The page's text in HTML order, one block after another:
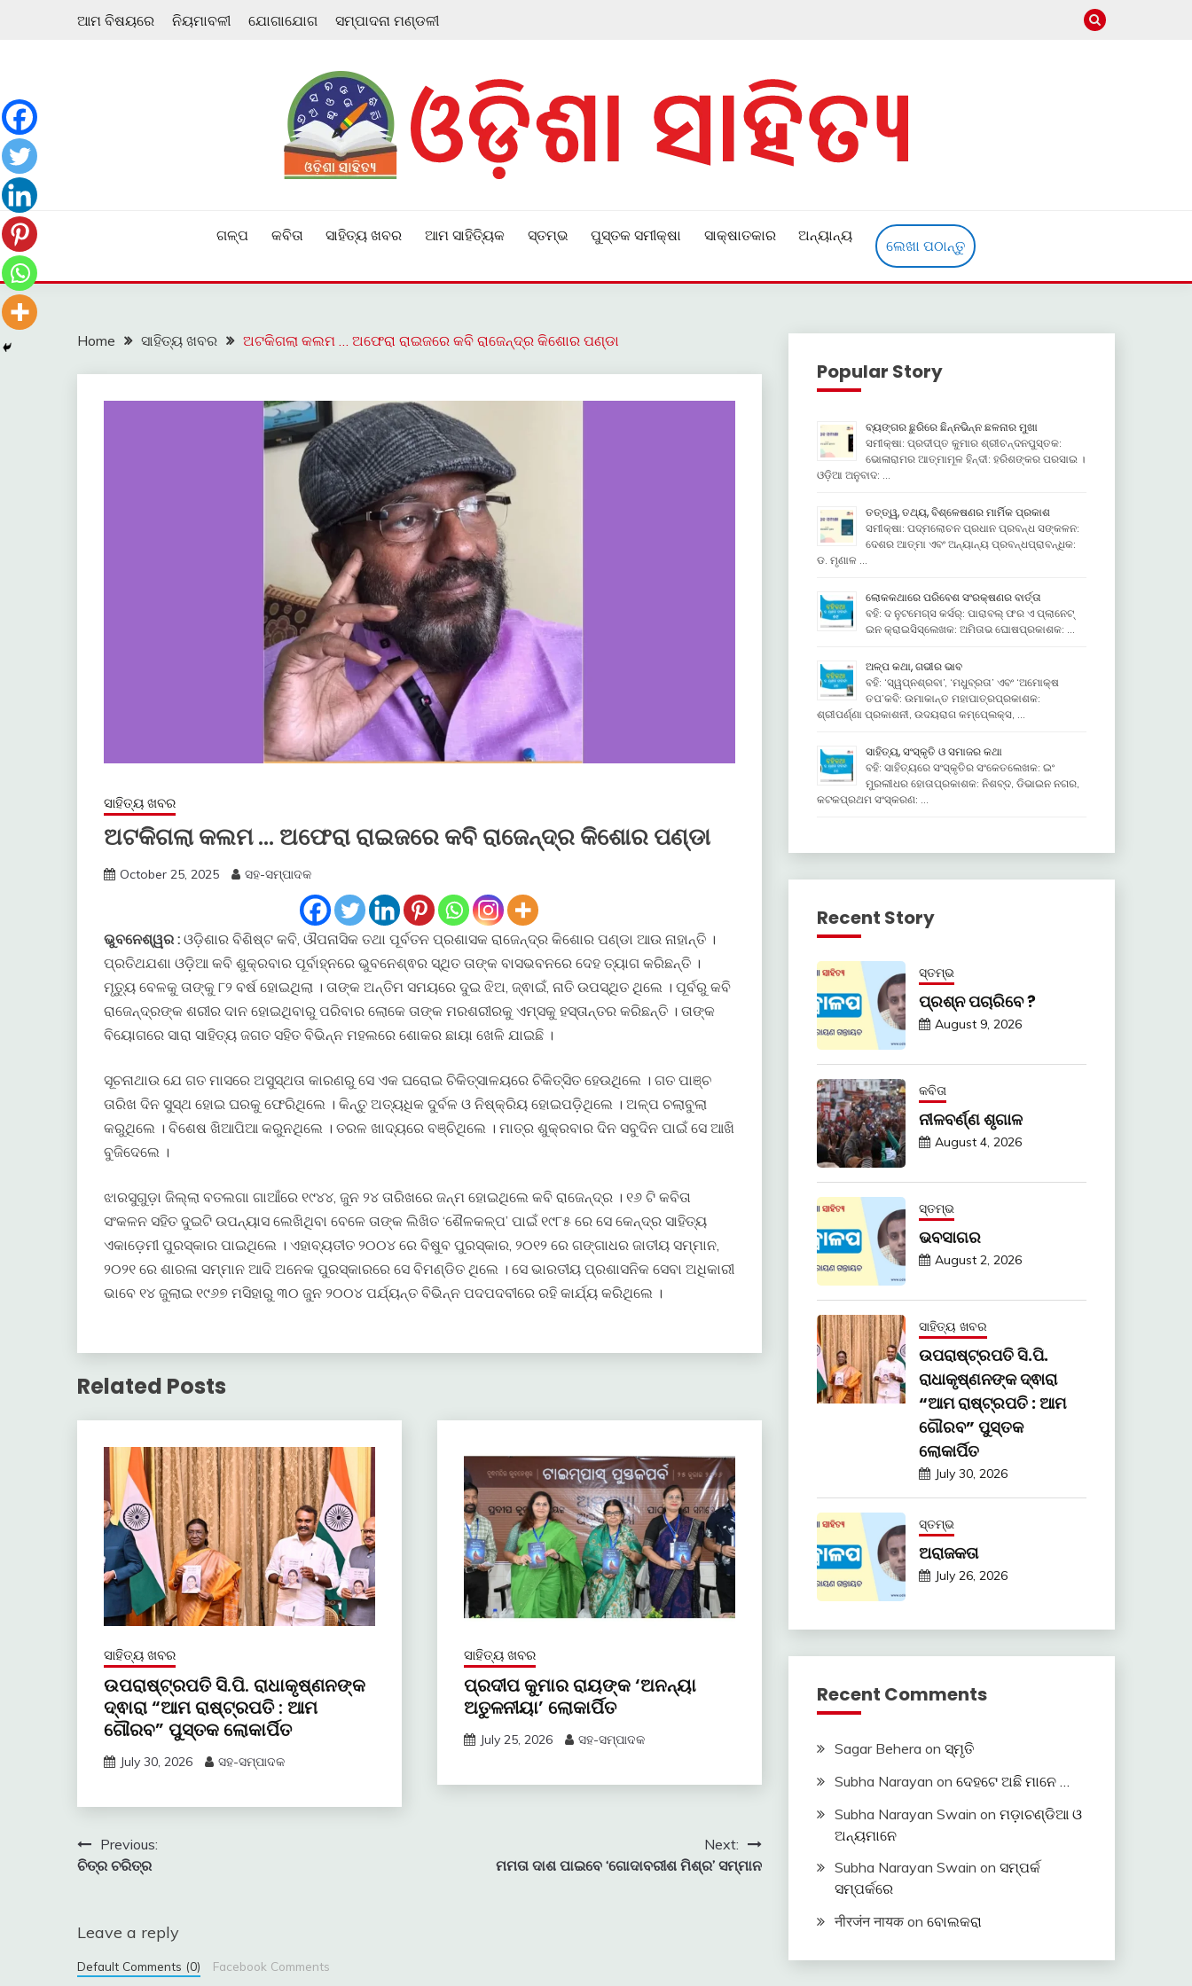
ଆମ ବିଷୟରେ ନିୟମାବଳୀ ଯୋଗାଯୋଗ ସମ୍ପାଦନା ମଣ୍ଡଳୀ
ଗଳ୍ପ କବିତା ସାହିତ୍ୟ ଖବର ଆମ ସାହିତ୍ୟିକ ସ୍ତମ୍ଭ ପୁସ୍ତକ ସମୀକ୍ଷା ସାକ୍ଷାତକାର ଅନ୍ୟାନ୍ୟ
ଲେଖା ପଠାନ୍ତୁ
Home ସାହିତ୍ୟ ଖବର ଅଟକିଗଲା କଲମ … ଅଫେରା ରାଇଜରେ କବି ରାଜେନ୍ଦ୍ର କିଶୋର ପଣ୍ଡା
ସାହିତ୍ୟ ଖବର
ଅଟକିଗଲା କଲମ … ଅଫେରା ରାଇଜରେ କବି ରାଜେନ୍ଦ୍ର କିଶୋର ପଣ୍ଡା
October 25, 2025 ସହ-ସମ୍ପାଦକ
ଭୁବନେଶ୍ୱର : ଓଡ଼ିଶାର ବିଶିଷ୍ଟ କବି, ଔପନାସିକ ତଥା ପୂର୍ବତନ ପ୍ରଶାସକ ରାଜେନ୍ଦ୍ର କିଶୋର ପଣ୍ଡା ଆଉ ନାହାନ୍ତି ।
ପ୍ରତିଥଯଶା ଓଡ଼ିଆ କବି ଶୁକ୍ରବାର ପୂର୍ବାହ୍ନରେ ଭୁବନେଶ୍ଵର ସ୍ଥିତ ତାଙ୍କ ବାସଭବନରେ ଦେହ ତ୍ୟାଗ କରିଛନ୍ତି ।
ମୃତ୍ୟୁ ବେଳକୁ ତାଙ୍କୁ ୮୨ ବର୍ଷ ହୋଇଥିଲା । ତାଙ୍କ ଅନ୍ତିମ ସମୟରେ ଦୁଇ ଝିଅ, ଜ୍ଵାଇଁ, ନାତି ଉପସ୍ଥିତ ଥିଲେ । ପୂର୍ବରୁ କବି
ରାଜେନ୍ଦ୍ରଙ୍କ ଶରୀର ଦାନ ହୋଇଥିବାରୁ ପରିବାର ଲୋକେ ତାଙ୍କ ମରଶରୀରକୁ ଏମ୍ସକୁ ହସ୍ତାନ୍ତର କରିଛନ୍ତି । ତାଙ୍କ
ବିୟୋଗରେ ସାରା ସାହିତ୍ୟ ଜଗତ ସହିତ ବିଭିନ୍ନ ମହଲରେ ଶୋକର ଛାୟା ଖେଳି ଯାଇଛି ।
ସୂଚନାଥାଉ ଯେ ଗତ ମାସରେ ଅସୁସ୍ଥତା କାରଣରୁ ସେ ଏକ ଘରୋଇ ଚିକିତ୍ସାଳୟରେ ଚିକିତ୍ସିତ ହେଉଥିଲେ । ଗତ ପାଞ୍ଚ
ତାରିଖ ଦିନ ସୁସ୍ଥ ହୋଇ ଘରକୁ ଫେରିଥିଲେ । କିନ୍ତୁ ଅତ୍ୟଧିକ ଦୁର୍ବଳ ଓ ନିଷ୍କ୍ରିୟ ହୋଇପଡ଼ିଥିଲେ । ଅଳ୍ପ ଚଲାବୁଲା
କରୁଥିଲେ । ବିଶେଷ ଖିଆପିଆ କରୁନଥିଲେ । ତରଳ ଖାଦ୍ୟରେ ବଞ୍ଚିଥିଲେ । ମାତ୍ର ଶୁକ୍ରବାର ଦିନ ସବୁଦିନ ପାଇଁ ସେ ଆଖି
ବୁଜିଦେଲେ ।
ଝାରସୁଗୁଡ଼ା ଜିଲ୍ଲା ବତଲଗା ଗାଆଁରେ ୧୯୪୪, ଜୁନ ୨୪ ତାରିଖରେ ଜନ୍ମ ହୋଇଥିଲେ କବି ରାଜେନ୍ଦ୍ର । ୧୬ ଟି କବିତା
ସଂକଳନ ସହିତ ଦୁଇଟି ଉପନ୍ୟାସ ଲେଖିଥିବା ବେଳେ ତାଙ୍କ ଲିଖିତ ‘ଶୈଳକଳ୍ପ’ ପାଇଁ ୧୯୮୫ ରେ ସେ କେନ୍ଦ୍ର ସାହିତ୍ୟ
ଏକାଡ଼େମୀ ପୁରସ୍କାର ପାଇଥିଲେ । ଏହାବ୍ୟତୀତ ୨୦୦୪ ରେ ବିଷୁବ ପୁରସ୍କାର, ୨୦୧୨ ରେ ଗଙ୍ଗାଧର ଜାତୀୟ ସମ୍ମାନ,
୨୦୨୧ ରେ ଶାରଳା ସମ୍ମାନ ଆଦି ଅନେକ ପୁରସ୍କାରରେ ସେ ବିମଣ୍ଡିତ ଥିଲେ । ସେ ଭାରତୀୟ ପ୍ରଶାସନିକ ସେବା ଅଧିକାରୀ
ଭାବେ ୧୪ ଜୁଲାଇ ୧୯୬୭ ମସିହାରୁ ୩୦ ଜୁନ ୨୦୦୪ ପର୍ଯ୍ୟନ୍ତ ବିଭିନ୍ନ ପଦପଦବୀରେ ରହି କାର୍ଯ୍ୟ କରିଥିଲେ ।
Related Posts
ସାହିତ୍ୟ ଖବର
ଉପରାଷ୍ଟ୍ରପତି ସି.ପି. ରାଧାକୃଷ୍ଣନଙ୍କ
ଦ୍ଵାରା “ଆମ ରାଷ୍ଟ୍ରପତି : ଆମ
ଗୌରବ” ପୁସ୍ତକ ଲୋକାର୍ପିତ
July 30, 2026 ସହ-ସମ୍ପାଦକ
ସାହିତ୍ୟ ଖବର
ପ୍ରଦୀପ କୁମାର ରାୟଙ୍କ ‘ଅନନ୍ୟା
ଅତୁଳନୀୟା’ ଲୋକାର୍ପିତ
July 25, 2026 ସହ-ସମ୍ପାଦକ
Post
navigation
Previous:
ଚିତ୍ର ଚରିତ୍ର
Next:
ମମତା ଦାଶ ପାଇବେ ‘ଗୋଦାବରୀଶ ମିଶ୍ର’ ସମ୍ମାନ
Leave a reply
Default Comments (0) Facebook Comments
Popular Story
ବ୍ୟଙ୍ଗର ଛୁରିରେ ଛିନ୍ନଭିନ୍ନ ଛଳନାର ମୁଖା
ସମୀକ୍ଷା: ପ୍ରଦୀପ୍ତ କୁମାର ଶ୍ରୀଚନ୍ଦନପୁସ୍ତକ:
ଭୋଳାରାମର ଆତ୍ମାମୂଳ ହିନ୍ଦୀ: ହରିଶଙ୍କର ପରସାଇ ।
ଓଡ଼ିଆ ଅନୁବାଦ: …
ତତ୍ତ୍ୱ, ତଥ୍ୟ, ବିଶ୍ଳେଷଣର ମାର୍ମିକ ପ୍ରକାଶ
ସମୀକ୍ଷା: ପଦ୍ମଲୋଚନ ପ୍ରଧାନ ପ୍ରବନ୍ଧ ସଙ୍କଳନ:
ଦେଶର ଆତ୍ମା ଏବଂ ଅନ୍ୟାନ୍ୟ ପ୍ରବନ୍ଧପ୍ରାବନ୍ଧିକ:
ଡ. ମୃଣାଳ …
ଲୋକକଥାରେ ପରିବେଶ ସଂରକ୍ଷଣର ବାର୍ତ୍ତା
ବହି: ଦ ନୁଟମେଗ୍ସ କର୍ସର୍: ପାରାବଲ୍ ଫର ଏ ପ୍ଲାନେଟ୍
ଇନ କ୍ରାଇସିସ୍ଲେଖକ: ଅମିତାଭ ଘୋଷପ୍ରକାଶକ: …
ଅଳ୍ପ କଥା, ଗଭୀର ଭାବ
ବହି: ‘ସ୍ୱପ୍ନଶ୍ରବା’, ‘ମଧୁବ୍ରତା’ ଏବଂ ‘ଅମୋକ୍ଷ
ତପ’କବି: ଉମାକାନ୍ତ ମହାପାତ୍ରପ୍ରକାଶକ:
ଶ୍ରୀପର୍ଣ୍ଣା ପ୍ରକାଶନୀ, ଉଦୟରାଗ କମ୍ପେ୍ଲକ୍ସ, …
ସାହିତ୍ୟ, ସଂସ୍କୃତି ଓ ସମାଜର କଥା
ବହି: ସାହିତ୍ୟରେ ସଂସ୍କୃତିର ସଂକେତଲେଖକ: ଇଂ
ମୁରଲୀଧର ହୋତାପ୍ରକାଶକ: ନିଶବ୍ଦ, ଡିଭାଇନ ନଗର,
କଟକପ୍ରଥମ ସଂସ୍କରଣ: …
Recent Story
ସ୍ତମ୍ଭ
ପ୍ରଶ୍ନ ପଚାରିବେ ?
August 9, 2026
କବିତା
ନୀଳବର୍ଣ୍ଣ ଶୃଗାଳ
August 4, 2026
ସ୍ତମ୍ଭ
ଭବସାଗର
August 2, 2026
ସାହିତ୍ୟ ଖବର
ଉପରାଷ୍ଟ୍ରପତି ସି.ପି.
ରାଧାକୃଷ୍ଣନଙ୍କ ଦ୍ଵାରା
“ଆମ ରାଷ୍ଟ୍ରପତି : ଆମ
ଗୌରବ” ପୁସ୍ତକ
ଲୋକାର୍ପିତ
July 30, 2026
ସ୍ତମ୍ଭ
ଅରାଜକତା
July 26, 2026
Recent Comments
Sagar Behera on ସ୍ମୃତି
Subha Narayan on ଦେହଟେ ଅଛି ମାନେ …
Subha Narayan Swain on ମଡ଼ାଚଣ୍ଡିଆ ଓ
ଅନ୍ୟମାନେ
Subha Narayan Swain on ସମ୍ପର୍କ
ସମ୍ପର୍କରେ
नीरजंन नायकon ବୋଲକରା